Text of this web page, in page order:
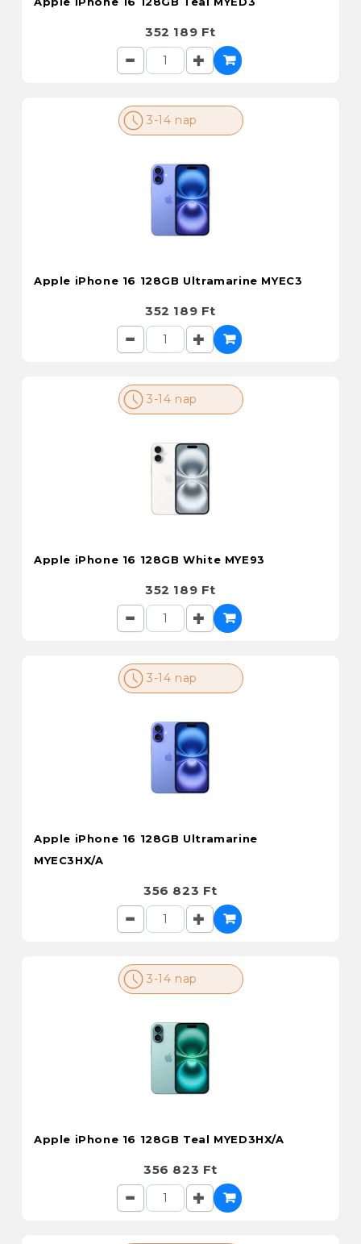
352 189 Ft
3-14 nap
Apple iPhone 16 128GB Ultramarine MYEC3
352 189 Ft
3-14 nap
Apple iPhone 16 128GB White MYE93
352 189 Ft
3-14 nap
Apple iPhone 16 128GB Ultramarine
MYEC3HX/A
356 823 Ft
3-14 nap
Apple iPhone 16 128GB Teal MYED3HX/A
356 823 Ft